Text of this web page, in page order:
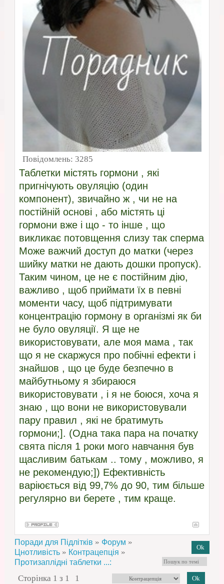
Повідомлень: 3285
Таблетки містять гормони , які
пригнічують овуляцію (один
компонент), звичайно ж , чи не на
постійній основі , або містять ці
гормони вже і що - то інше , що
викликає потовщення слизу так сперма
Може важчий доступ до матки (через
шийку матки не дають дошки пропуск).
Таким чином, це не є постійним дію,
важливо , щоб приймати їх в певні
моменти часу, щоб підтримувати
концентрацію гормону в організмі як би
не було овуляції. Я ще не
використовувати, але моя мама , так
що я не скаржуся про побічні ефекти і
знайшов , що це буде безпечно в
майбутньому я збираюся
використовувати , і я не боюся, хоча я
знаю , що вони не використовували
пару правил , які не братимуть
гормони;]. (Одна така пара на початку
свята після 1 роки мого навчання був
щасливим батькам .. тому , можливо, я
не рекомендую;]) Ефективність
варіюється від 99,7% до 90, тим більше
регулярно ви берете , тим краще.
Поради для Підлітків » Форум »
Цнотливість » Контрацепція »
Протизаплідні таблетки ...:
Сторінка 1 з 1
1